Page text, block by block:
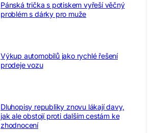
Pánská trička s potiskem vyřeší věčný
problém s dárky pro muže
Výkup automobilů jako rychlé řešení
prodeje vozu
Dluhopisy republiky znovu lákají davy,
jak ale obstojí proti dalším cestám ke
zhodnocení